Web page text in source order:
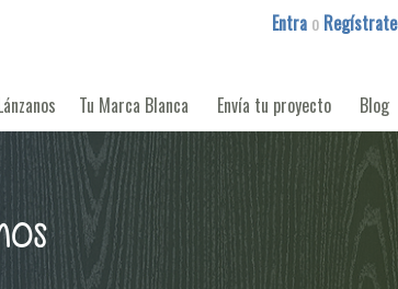
Entra o Regístrate
Tu Marca Blanca Envía tu proyecto Blog